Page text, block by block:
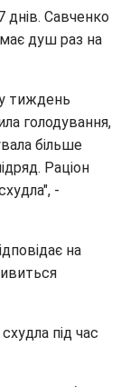
Савченко
душ раз на
тиждень
голодування,
більше
Раціон
-
на
під час